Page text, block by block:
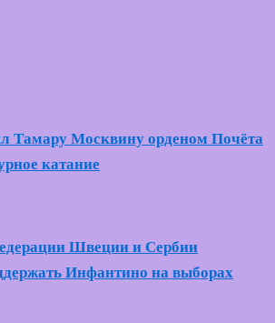
Тамару Москвину орденом Почёта
катание
Швеции и Сербии
Инфантино на выборах